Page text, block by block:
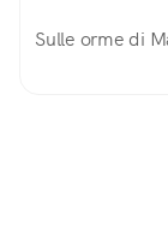
Sulle orme di